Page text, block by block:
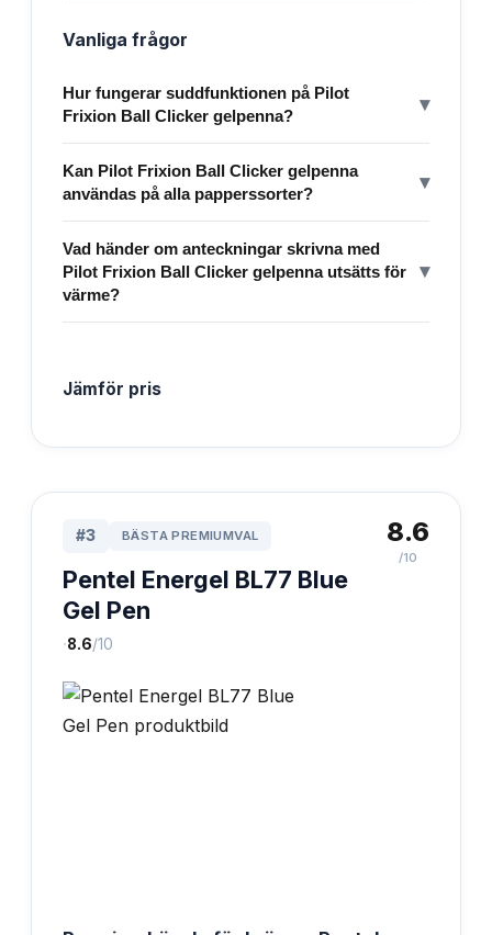
Vanliga frågor
Hur fungerar suddfunktionen på Pilot
Frixion Ball Clicker gelpenna?
▾
Kan Pilot Frixion Ball Clicker gelpenna
användas på alla papperssorter?
▾
Vad händer om anteckningar skrivna med
Pilot Frixion Ball Clicker gelpenna utsätts för
värme?
▾
Jämför pris
#3 BÄSTA PREMIUMVAL
Pentel Energel BL77 Blue
Gel Pen
·8.6/10
8.6
/10